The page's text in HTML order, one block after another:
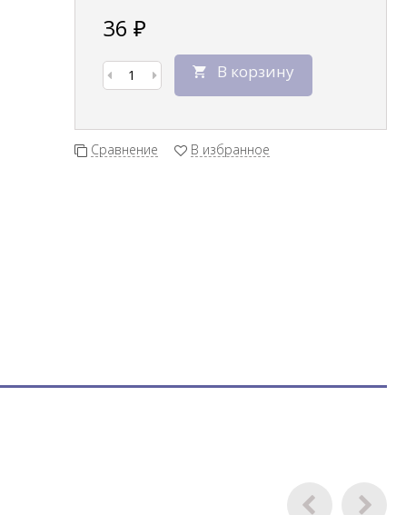
36 ₽
В корзину
Сравнение В избранное